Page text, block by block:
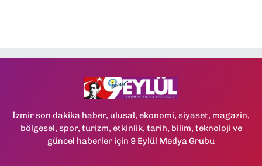
İzmir son dakika haber, ulusal, ekonomi, siyaset, magazin,
bölgesel, spor, turizm, etkinlik, tarih, bilim, teknoloji ve
güncel haberler için 9 Eylül Medya Grubu